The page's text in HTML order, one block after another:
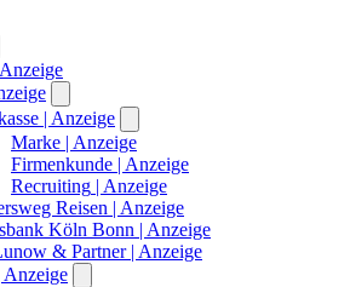
Anzeige
| Anzeige
Marke | Anzeige
Firmenkunde | Anzeige
Recruiting | Anzeige
Reisen | Anzeige
Köln Bonn | Anzeige
& Partner| Anzeige
| Anzeige